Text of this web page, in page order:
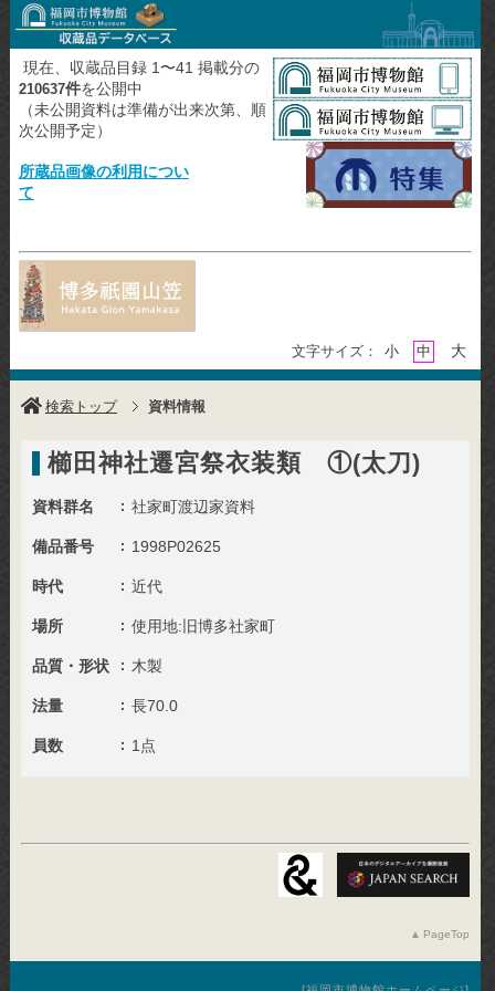
現在、収蔵品目録 1〜41 掲載分の
210637件を公開中
（未公開資料は準備が出来次第、順
次公開予定）
所蔵品画像の利用につい
て
文字サイズ： 小 中 大
検索トップ 資料情報
櫛田神社遷宮祭衣装類 ①(太刀)
資料群名 社家町渡辺家資料
備品番号 1998P02625
時代 近代
場所 使用地:旧博多社家町
品質・形状 木製
法量 長70.0
員数 1点
PageTop